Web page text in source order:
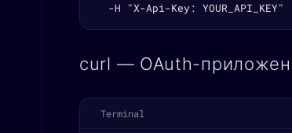
  -H "X-Api-Key: YOUR_API_KEY"
curl — OAuth-
Terminal